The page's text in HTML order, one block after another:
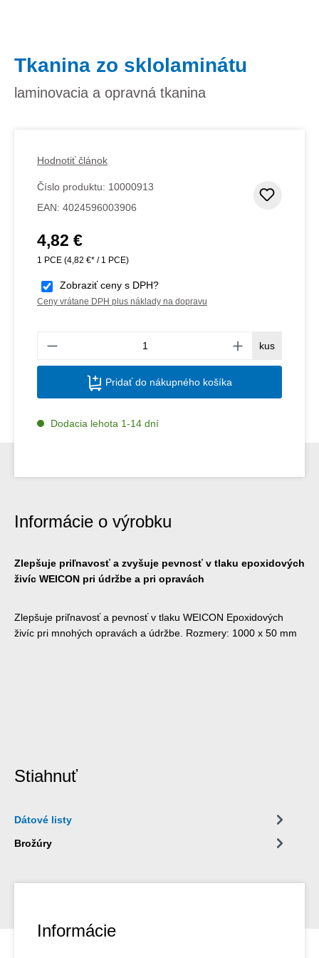
Tkanina zo sklolaminátu
laminovacia a opravná tkanina
Hodnotiť článok
Číslo produktu: 10000913
EAN: 4024596003906
Bežná cena:
4,82 €
1 PCE (4,82 €* / 1 PCE)
Zobraziť ceny s DPH?
Ceny vrátane DPH plus náklady na dopravu
kus
Pridať do nákupného košíka
Dodacia lehota 1-14 dní
Informácie o výrobku
Zlepšuje priľnavosť a zvyšuje pevnosť v tlaku epoxidových
živíc WEICON pri údržbe a pri opravách
Zlepšuje priľnavosť a pevnosť v tlaku WEICON Epoxidových
živíc pri mnohých opravách a údržbe. Rozmery: 1000 x 50 mm
Stiahnuť
Dátové listy
Brožúry
Informácie